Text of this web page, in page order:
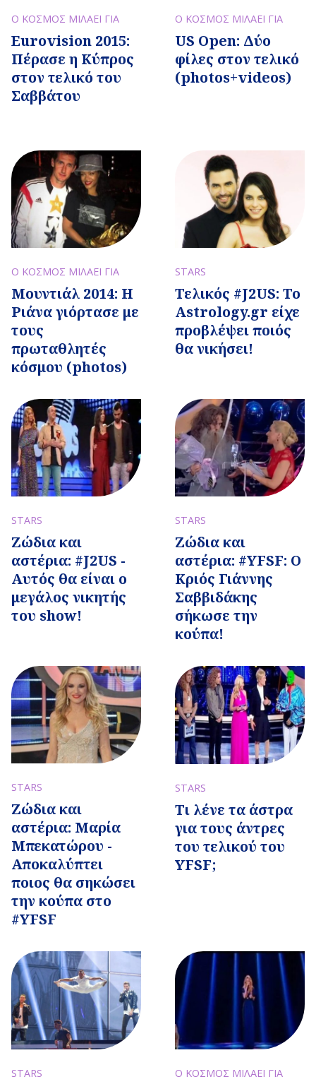
Ο ΚΟΣΜΟΣ ΜΙΛΑΕΙ ΓΙΑ
Eurovision 2015:
Πέρασε η Κύπρος
στον τελικό του
Σαββάτου
Ο ΚΟΣΜΟΣ ΜΙΛΑΕΙ ΓΙΑ
US Open: Δύο
φίλες στον τελικό
(photos+videos)
Ο ΚΟΣΜΟΣ ΜΙΛΑΕΙ ΓΙΑ
Μουντιάλ 2014: Η
Ριάνα γιόρτασε με
τους
πρωταθλητές
κόσμου (photos)
STARS
Τελικός #J2US: To
Astrology.gr είχε
προβλέψει ποιός
θα νικήσει!
STARS
Ζώδια και
αστέρια: #J2US -
Αυτός θα είναι ο
μεγάλος νικητής
του show!
STARS
Ζώδια και
αστέρια: #YFSF: Ο
Κριός Γιάννης
Σαββιδάκης
σήκωσε την
κούπα!
STARS
Ζώδια και
αστέρια: Μαρία
Μπεκατώρου -
Αποκαλύπτει
ποιος θα σηκώσει
την κούπα στο
#YFSF
STARS
Τι λένε τα άστρα
για τους άντρες
του τελικού του
YFSF;
STARS Ο ΚΟΣΜΟΣ ΜΙΛΑΕΙ ΓΙΑ